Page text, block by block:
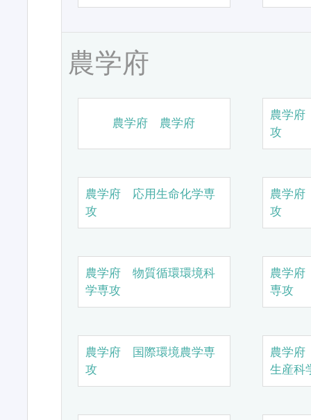
農学府
農学府 農学府
農学
攻
農学府 応用生命化学専
攻
農学
攻
農学府 物質循環環境科
学専攻
農学
専攻
農学府 国際環境農学専
攻
農学
生産科